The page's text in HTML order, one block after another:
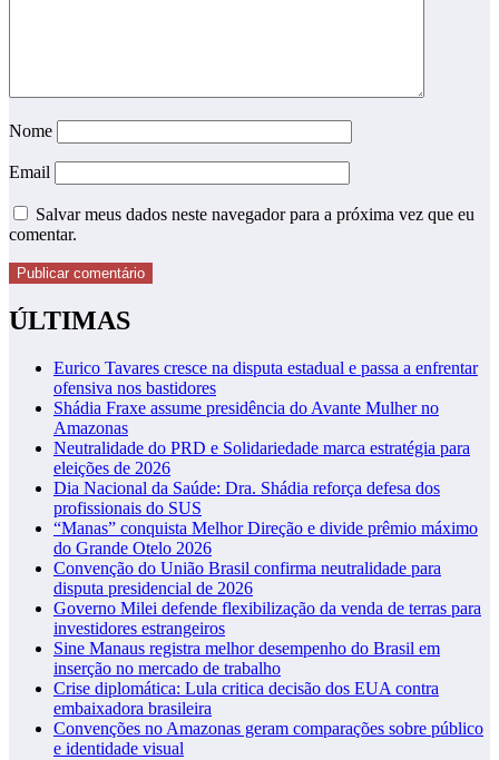
Nome
Email
Salvar meus dados neste navegador para a próxima vez que eu
comentar.
ÚLTIMAS
Eurico Tavares cresce na disputa estadual e passa a enfrentar
ofensiva nos bastidores
Shádia Fraxe assume presidência do Avante Mulher no
Amazonas
Neutralidade do PRD e Solidariedade marca estratégia para
eleições de 2026
Dia Nacional da Saúde: Dra. Shádia reforça defesa dos
profissionais do SUS
“Manas” conquista Melhor Direção e divide prêmio máximo
do Grande Otelo 2026
Convenção do União Brasil confirma neutralidade para
disputa presidencial de 2026
Governo Milei defende flexibilização da venda de terras para
investidores estrangeiros
Sine Manaus registra melhor desempenho do Brasil em
inserção no mercado de trabalho
Crise diplomática: Lula critica decisão dos EUA contra
embaixadora brasileira
Convenções no Amazonas geram comparações sobre público
e identidade visual